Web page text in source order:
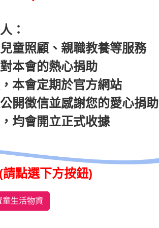
：
童照顧、親職教養等服務
本會的熱心捐助
本會定期於官方網站
開徵信並感謝您的愛心捐助
均會開立正式收據
點選下方按鈕)
生活物資